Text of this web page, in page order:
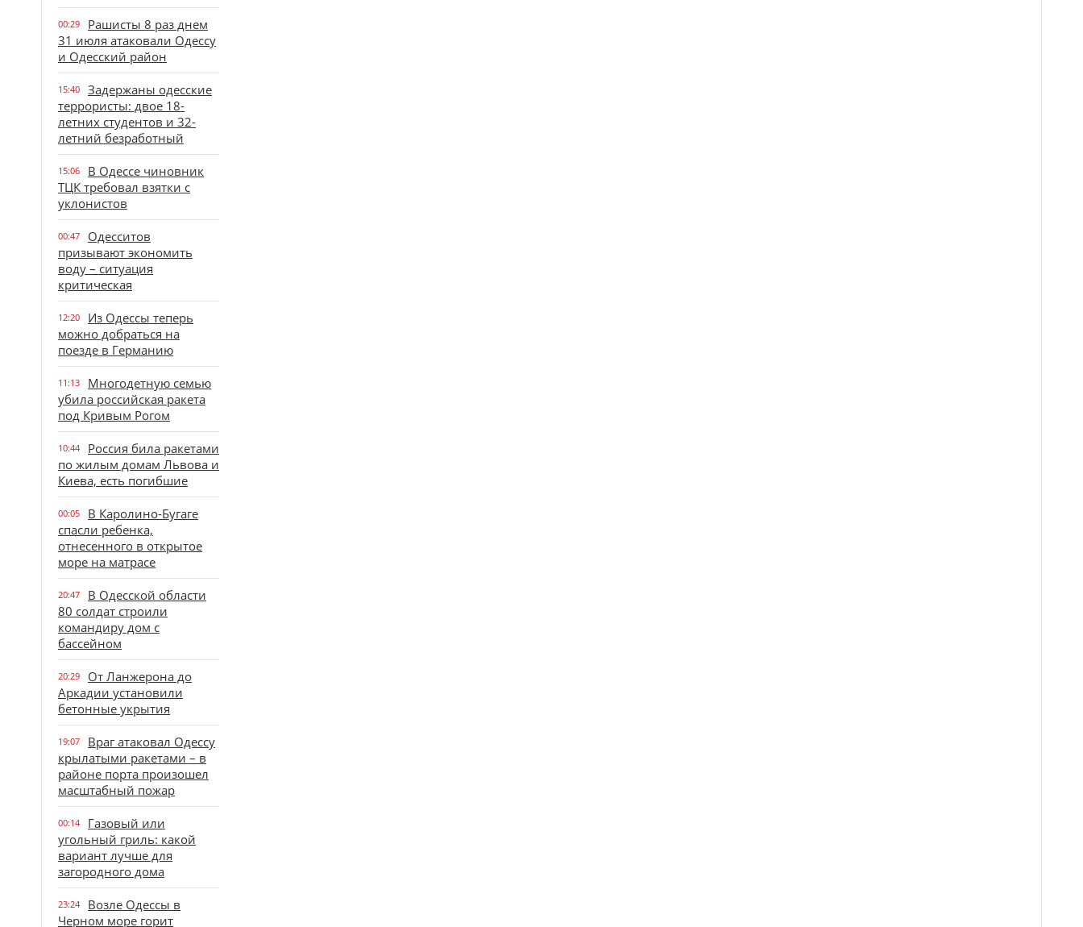
00:29
Рашисты 8 раз днем
31 июля атаковали Одессу
и Одесский район
15:40
Задержаны одесские
террористы: двое 18-
летних студентов и 32-
летний безработный
15:06
В Одессе чиновник
ТЦК требовал взятки с
уклонистов
00:47
Одесситов
призывают экономить
воду – ситуация
критическая
12:20
Из Одессы теперь
можно добраться на
поезде в Германию
11:13
Многодетную семью
убила российская ракета
под Кривым Рогом
10:44
Россия била ракетами
по жилым домам Львова и
Киева, есть погибшие
00:05
В Каролино-Бугаге
спасли ребенка,
отнесенного в открытое
море на матрасе
20:47
В Одесской области
80 солдат строили
командиру дом с
бассейном
20:29
От Ланжерона до
Аркадии установили
бетонные укрытия
19:07
Враг атаковал Одессу
крылатыми ракетами – в
районе порта произошел
масштабный пожар
00:14
Газовый или
угольный гриль: какой
вариант лучше для
загородного дома
23:24
Возле Одессы в
Черном море горит